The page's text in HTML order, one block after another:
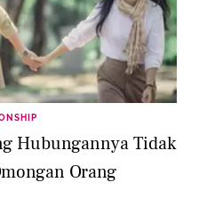
Hubungannya Tidak
Orang